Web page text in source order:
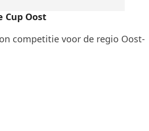
Cup Oost
competitie voor de regio Oost-